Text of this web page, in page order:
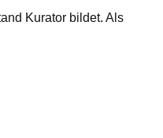
Kurator bildet. Als